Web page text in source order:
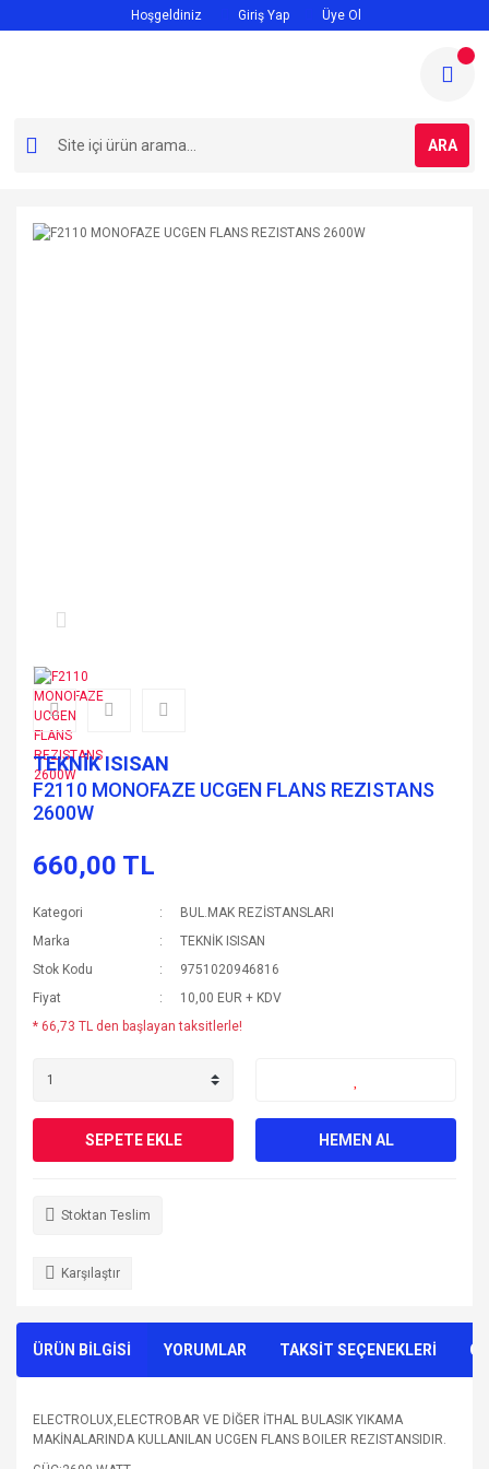
Hoşgeldiniz Giriş Yap Üye Ol
ARA
TEKNİK ISISAN
F2110 MONOFAZE UCGEN FLANS REZISTANS
2600W
660,00 TL
Kategori
BUL.MAK REZİSTANSLARI
Marka
TEKNİK ISISAN
Stok Kodu
9751020946816
Fiyat
10,00 EUR + KDV
* 66,73 TL den başlayan taksitlerle!
SEPETE EKLE HEMEN AL
Stoktan Teslim
Karşılaştır
ÜRÜN BİLGİSİ YORUMLAR TAKSİT SEÇENEKLERİ
ELECTROLUX,ELECTROBAR VE DİĞER İTHAL BULASIK YIKAMA
MAKİNALARINDA KULLANILAN UCGEN FLANS BOILER REZISTANSIDIR.